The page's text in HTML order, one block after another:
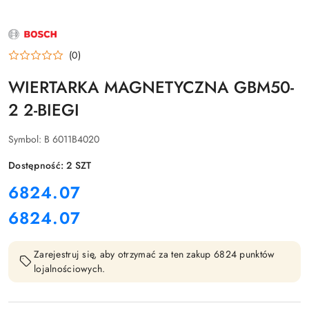
NAZWA
PRODUCENTA:
BOSCH (0)
WIERTARKA MAGNETYCZNA GBM50-
2 2-BIEGI
Symbol: B 6011B4020
Dostępność:2 SZT
cena:
6824.07
Cena:
6824.07
Zarejestruj się, aby otrzymać za ten zakup 6824 punktów
lojalnościowych.